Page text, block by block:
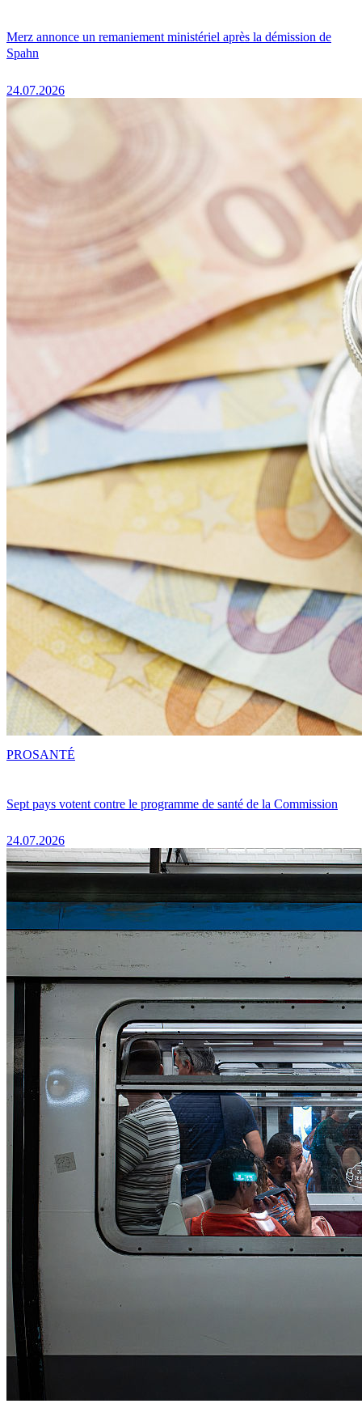
Merz annonce un remaniement ministériel après la démission de
Spahn
24.07.2026
Sept pays votent contre le programme de santé de la Commission
24.07.2026
PROSANTÉ